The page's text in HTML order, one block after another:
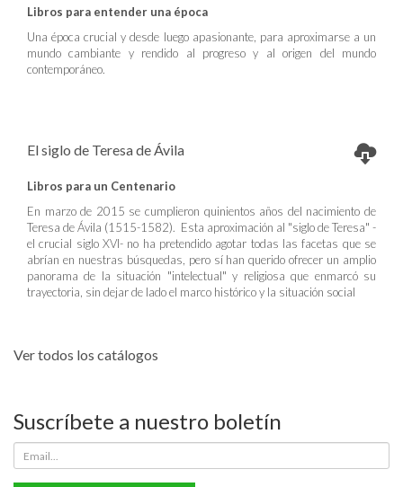
Libros para entender una época
Una época crucial y desde luego apasionante, para aproximarse a un
mundo cambiante y rendido al progreso y al origen del mundo
contemporáneo.
El siglo de Teresa de Ávila
Libros para un Centenario
En marzo de 2015 se cumplieron quinientos años del nacimiento de
Teresa de Ávila (1515-1582). Esta aproximación al "siglo de Teresa" -
el crucial siglo XVI- no ha pretendido agotar todas las facetas que se
abrían en nuestras búsquedas, pero sí han querido ofrecer un amplio
panorama de la situación "intelectual" y religiosa que enmarcó su
trayectoria, sin dejar de lado el marco histórico y la situación social
Ver todos los catálogos
Suscríbete a nuestro boletín